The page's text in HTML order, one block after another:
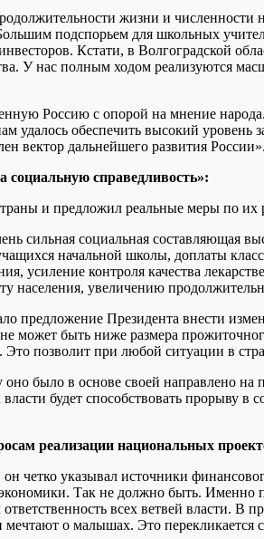
жизни и численности
подспорьем для школьных
Кстати, в Волгоградской
У нас полным ходом реализуются
Россию с опорой на мнение
обеспечить высокий уровень
вектор дальнейшего развития России».
социальную справедливость»:
и предложил реальные меры по
сильная социальная составляющая
начальной школы, доплаты
усиление контроля качества
населения, увеличению
предложение Президента внести
быть ниже размера
позволит при любой ситуации в
было в основе своей направлено
будет способствовать прорыву
реализации национальных
четко указывал источники
Так не должно быть.
всех ветвей власти. В
о малышах. Это